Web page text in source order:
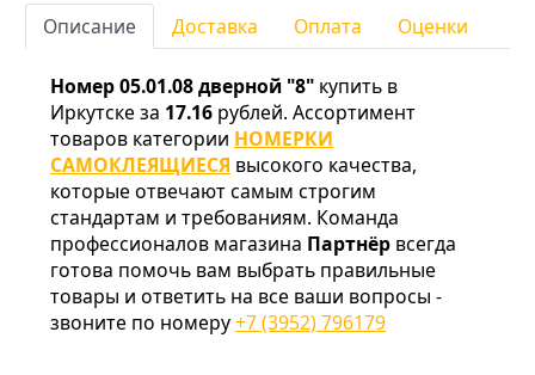
Описание Доставка Оплата Оценки
Номер 05.01.08 дверной "8" купить в
Иркутске за 17.16 рублей. Ассортимент
товаров категории НОМЕРКИ
САМОКЛЕЯЩИЕСЯ высокого качества,
которые отвечают самым строгим
стандартам и требованиям. Команда
профессионалов магазина Партнёр всегда
готова помочь вам выбрать правильные
товары и ответить на все ваши вопросы -
звоните по номеру+7 (3952) 796179